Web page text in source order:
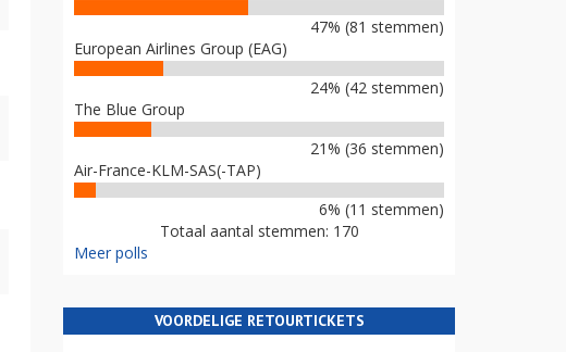
47% (81 stemmen)
European Airlines Group (EAG)
24% (42 stemmen)
The Blue Group
21% (36 stemmen)
Air-France-KLM-SAS(-TAP)
6% (11 stemmen)
Totaal aantal stemmen: 170
Meer polls
VOORDELIGE RETOURTICKETS